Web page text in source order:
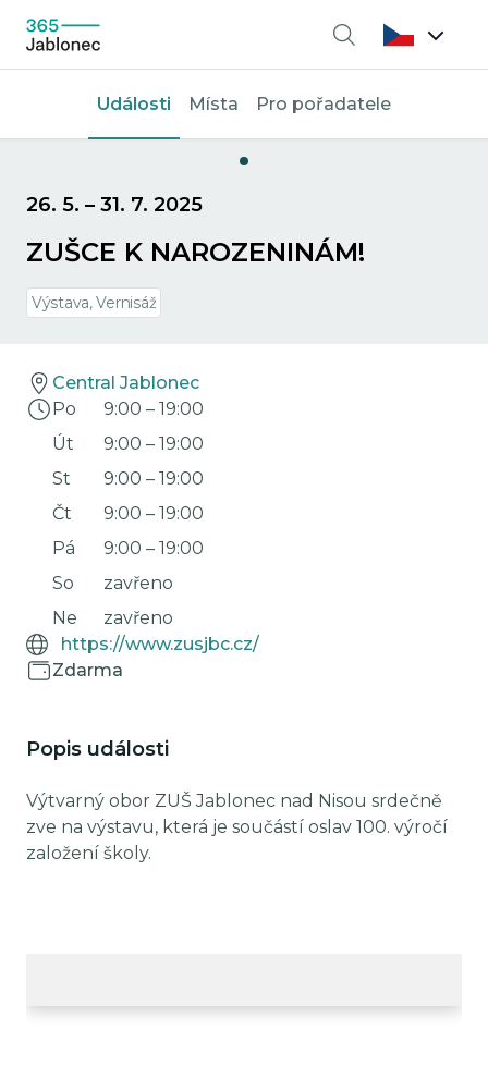
Vyhledávání
Události Místa Pro pořadatele
26. 5. – 31. 7. 2025
ZUŠCE K NAROZENINÁM!
Výstava, Vernisáž
Central Jablonec
Po
9:00 – 19:00
Út
9:00 – 19:00
St
9:00 – 19:00
Čt
9:00 – 19:00
Pá
9:00 – 19:00
So
zavřeno
Ne
zavřeno
https://www.zusjbc.cz/
Zdarma
Popis události
Výtvarný obor ZUŠ Jablonec nad Nisou srdečně
zve na výstavu, která je součástí oslav 100. výročí
založení školy.